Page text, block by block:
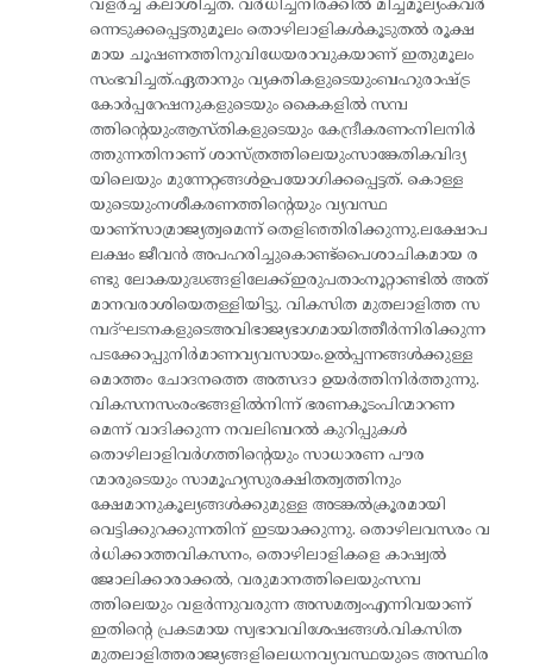
വളർച്ച കലാശിച്ചത്. വർധിച്ചനിരക്കിൽ മിച്ചമൂല്യംകവർ
ന്നെടുക്കപ്പെട്ടതുമൂലം തൊഴിലാളികൾകൂടുതൽ രൂക്ഷ
മായ ചൂഷണത്തിനുവിധേയരാവുകയാണ് ഇതുമൂലം
സംഭവിച്ചത്.ഏതാനും വ്യക്തികളുടെയുംബഹുരാഷ്ട്ര
കോർപ്പറേഷനുകളുടെയും കൈകളിൽ സമ്പ
ത്തിന്റെയുംആസ്തികളുടെയും കേന്ദ്രീകരണംനിലനിർ
ത്തുന്നതിനാണ് ശാസ്ത്രത്തിലെയുംസാങ്കേതികവിദ്യ
യിലെയും മുന്നേറ്റങ്ങൾഉപയോഗിക്കപ്പെട്ടത്. കൊള്ള
യുടെയുംനശീകരണത്തിന്റെയും വ്യവസ്ഥ
യാണ്സാമ്രാജ്യത്വമെന്ന് തെളിഞ്ഞിരിക്കുന്നു.ലക്ഷോപ
ലക്ഷം ജീവൻ അപഹരിച്ചുകൊണ്ട്‌പൈശാചികമായ ര
ണ്ടു ലോകയുദ്ധങ്ങളിലേക്ക്ഇരുപതാംനൂറ്റാണ്ടിൽ അത്
മാനവരാശിയെതള്ളിയിട്ടു. വികസിത മുതലാളിത്ത സ
മ്പദ്ഘടനകളുടെഅവിഭാജ്യഭാഗമായിത്തീർന്നിരിക്കുന്ന
പടക്കോപ്പുനിർമാണവ്യവസായം.ഉൽപ്പന്നങ്ങൾക്കുള്ള
മൊത്തം ചോദനത്തെ അത്സദാ ഉയർത്തിനിർത്തുന്നു.
വികസനസംരംഭങ്ങളിൽനിന്ന് ഭരണകൂടംപിന്മാറണ
മെന്ന് വാദിക്കുന്ന നവലിബറൽ കുറിപ്പുകൾ
തൊഴിലാളിവർഗത്തിന്റെയും സാധാരണ പൗര
ന്മാരുടെയും സാമൂഹ്യസുരക്ഷിതത്വത്തിനും
ക്ഷേമാനുകൂല്യങ്ങൾക്കുമുള്ള അടങ്കൽക്രൂരമായി
വെട്ടിക്കുറക്കുന്നതിന് ഇടയാക്കുന്നു. തൊഴിലവസരം വ
ർധിക്കാത്തവികസനം, തൊഴിലാളികളെ കാഷ്വൽ
ജോലിക്കാരാക്കൽ, വരുമാനത്തിലെയുംസമ്പ
ത്തിലെയും വളർന്നുവരുന്ന അസമത്വംഎന്നിവയാണ്
ഇതിന്റെ പ്രകടമായ സ്വഭാവവിശേഷങ്ങൾ.വികസിത
മുതലാളിത്തരാജ്യങ്ങളിലെധനവ്യവസ്ഥയുടെ അസ്ഥിര